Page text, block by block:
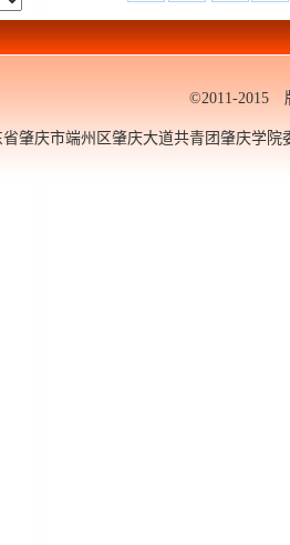
©2011-2015
肇庆市端州区肇庆大道共青团肇庆学